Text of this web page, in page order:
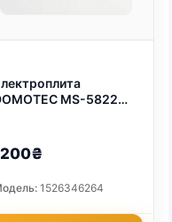
MS-5822
1526346264